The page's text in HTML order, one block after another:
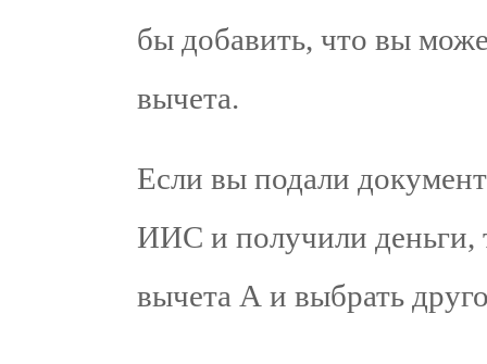
бы добавить, что вы
вычета.
Если вы подали
ИИС и получили деньги,
вычета А и выбрать